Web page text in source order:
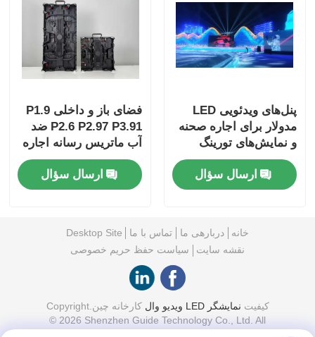
پنل‌های ویدئویی LED
مدولار برای اجاره صحنه
و نمایش‌های تورینگ
ارسال سؤال
فضای باز و داخلی P1.9
P2.6 P2.97 P3.91 ضد
آب ماتریس رسانه اجاره
صفحه نمایش پانل
صفحه نمایش LED دیوار
ویدئویی
ارسال سؤال
خانه دربارهی ما تماس با ما
Desktop Site
نقشه سایت
سیاست حفظ حریم خصوصی
کیفیت نمایشگر LED ویدیو وال
کارخانه چین.Copyright
© 2026 Shenzhen Guide Technology Co., Ltd. All